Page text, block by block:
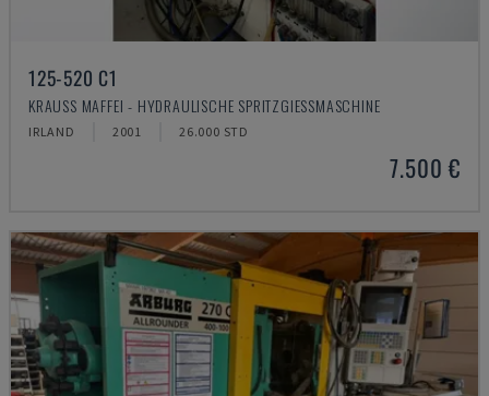
125-520 C1
KRAUSS MAFFEI - HYDRAULISCHE SPRITZGIESSMASCHINE
IRLAND 2001 26.000 STD
7.500 €